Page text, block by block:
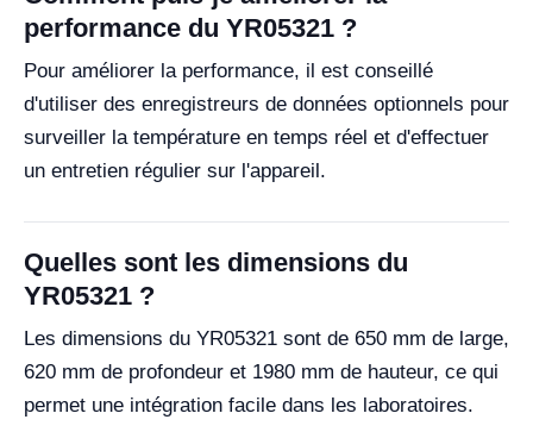
performance du YR05321 ?
Pour améliorer la performance, il est conseillé
d'utiliser des enregistreurs de données optionnels pour
surveiller la température en temps réel et d'effectuer
un entretien régulier sur l'appareil.
Quelles sont les dimensions du
YR05321 ?
Les dimensions du YR05321 sont de 650 mm de large,
620 mm de profondeur et 1980 mm de hauteur, ce qui
permet une intégration facile dans les laboratoires.